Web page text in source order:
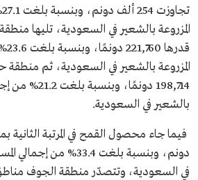
المزروعة بالشعير في السعودية، تليها
المزروعة بالشعير في السعودية، ثم
198,714 دونمًا،
بالشعير في السعودية.
دونم، وبنسبة بلغت 33.4%
في السعودية، وتتصدّر منطقة الجوف